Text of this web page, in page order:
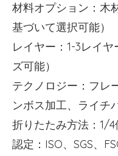
材料オプション：木
基づいて選択可能）
レイヤー：1-3レイ
ズ可能）
テクノロジー：フレ
ンボス加工、ライチ
折りたたみ方法：1/
認定：ISO、SGS、